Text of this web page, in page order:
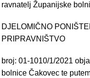
ravnatelj Županijske
DJELOMIČNO
PRIPRAVNIŠTVO
broj: 01-1010/1/2021
bolnice Čakovec te